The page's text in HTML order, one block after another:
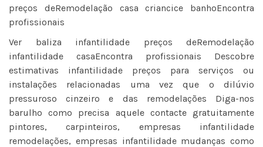
preços deRemodelação casa criancice banhoEncontra
profissionais
Ver baliza infantilidade preços deRemodelação
infantilidade casaEncontra profissionais Descobre
estimativas infantilidade preços para serviços ou
instalações relacionadas uma vez que o dilúvio
pressuroso cinzeiro e das remodelações Diga-nos
barulho como precisa aquele contacte gratuitamente
pintores, carpinteiros, empresas infantilidade
remodelações, empresas infantilidade mudanças como